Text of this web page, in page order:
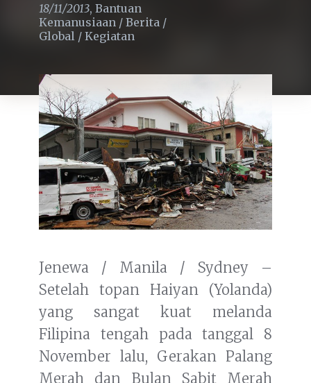
18/11/2013, Bantuan
Kemanusiaan / Berita /
Global / Kegiatan
Jenewa / Manila / Sydney –
Setelah topan Haiyan (Yolanda)
yang sangat kuat melanda
Filipina tengah pada tanggal 8
November lalu, Gerakan Palang
Merah dan Bulan Sabit Merah